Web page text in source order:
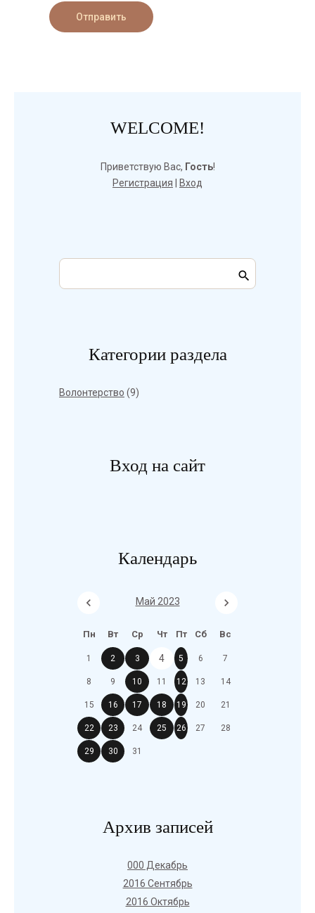
Отправить
WELCOME!
Приветствую Вас, Гость!
Регистрация
Вход
Категории раздела
Волонтерство (9)
Вход на сайт
Календарь
Май 2023
Пн Вт Ср Чт Пт Сб Вс
1 2 3 4 5 6 7
8 9 10 11 12 13 14
15 16 17 18 19 20 21
22 23 24 25 26 27 28
29 30 31
Архив записей
000 Декабрь
2016 Сентябрь
2016 Октябрь